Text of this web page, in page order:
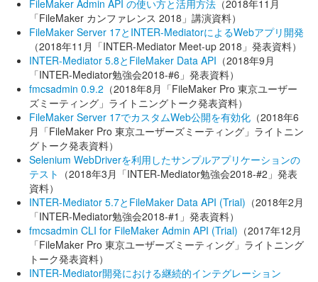
FileMaker Admin API の使い方と活用方法 （2018年11月
「FileMaker カンファレンス 2018」講演資料）
FileMaker Server 17とINTER-MediatorによるWebアプリ開発
（2018年11月「INTER-Mediator Meet-up 2018」発表資料）
INTER-Mediator 5.8とFileMaker Data API （2018年9月
「INTER-Mediator勉強会2018-#6」発表資料）
fmcsadmin 0.9.2 （2018年8月「FileMaker Pro 東京ユーザー
ズミーティング」ライトニングトーク発表資料）
FileMaker Server 17でカスタムWeb公開を有効化 （2018年6
月「FileMaker Pro 東京ユーザーズミーティング」ライトニン
グトーク発表資料）
Selenium WebDriverを利用したサンプルアプリケーションの
テスト （2018年3月「INTER-Mediator勉強会2018-#2」発表
資料）
INTER-Mediator 5.7とFileMaker Data API (Trial) （2018年2月
「INTER-Mediator勉強会2018-#1」発表資料）
fmcsadmin CLI for FileMaker Admin API (Trial) （2017年12月
「FileMaker Pro 東京ユーザーズミーティング」ライトニング
トーク発表資料）
INTER-Mediator開発における継続的インテグレーション